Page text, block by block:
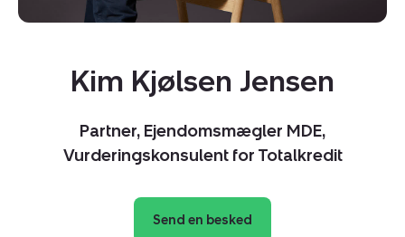
Kim Kjølsen Jensen
Partner, Ejendomsmægler MDE,
Vurderingskonsulent for Totalkredit
Send en besked